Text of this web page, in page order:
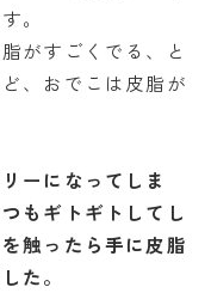
。
がすごくでる、と
、おでこは皮脂が
ーになってしま
もギトギトしてし
触ったら手に皮脂
た。